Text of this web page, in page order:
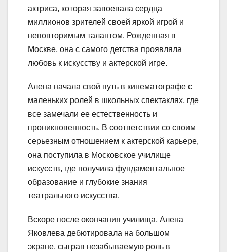
актриса, которая завоевала сердца
миллионов зрителей своей яркой игрой и
неповторимым талантом. Рожденная в
Москве, она с самого детства проявляла
любовь к искусству и актерской игре.
Алена начала свой путь в кинематографе с
маленьких ролей в школьных спектаклях, где
все замечали ее естественность и
проникновенность. В соответствии со своим
серьезным отношением к актерской карьере,
она поступила в Московское училище
искусств, где получила фундаментальное
образование и глубокие знания
театрального искусства.
Вскоре после окончания училища, Алена
Яковлева дебютировала на большом
экране, сыграв незабываемую роль в